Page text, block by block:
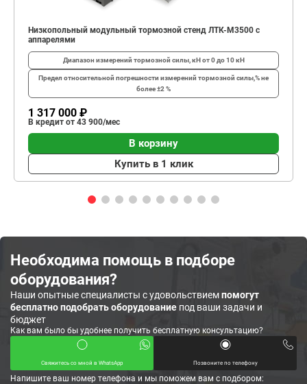
Низкопольный модульный тормозной стенд ЛТК-М3500 с
аппарелями
Диапазон измерений тормозной силы, кНот 0 до 10 кН
Предел относительной погрешности измерений тормозной силы,%не
более ±2 %
1 317 000 ₽
В кредит от 43 900/мес
В корзину
Купить в 1 клик
Необходима помощь в подборе
оборудования?
Наши опытные специалисты с удовольствиемпомогут
бесплатно подобрать оборудование под ваши задачи и
бюджет
Как вам было бы удобнее получить бесплатную консультацию?
Свяжитесь со мной в WhatsApp Позвоните по телефону
Напишите ваш номер телефона и мы поможем вам с подбором: